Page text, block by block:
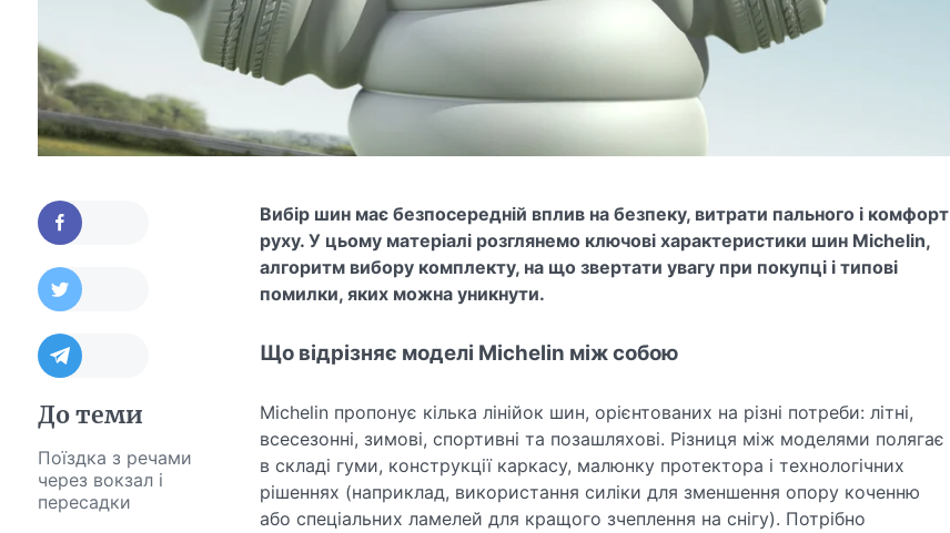
До теми
Поїздка з речами
через вокзал і
пересадки
Вибір шин має безпосередній вплив на безпеку, витрати пального і комфорт
руху. У цьому матеріалі розглянемо ключові характеристики шин Michelin,
алгоритм вибору комплекту, на що звертати увагу при покупці і типові
помилки, яких можна уникнути.
Що відрізняє моделі Michelin між собою
Michelin пропонує кілька лінійок шин, орієнтованих на різні потреби: літні,
всесезонні, зимові, спортивні та позашляхові. Різниця між моделями полягає
в складі гуми, конструкції каркасу, малюнку протектора і технологічних
рішеннях (наприклад, використання силіки для зменшення опору коченню
або спеціальних ламелей для кращого зчеплення на снігу). Потрібно